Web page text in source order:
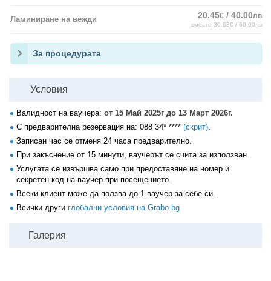
Ламиниране на вежди 20.45€ / 40.00лв
вместо 30.68€ / 60.00лв
За процедурата
Условия
Валидност на ваучера: от 15 Май 2025г до 13 Март 2026г.
С предварителна резервация на: 088 34* **** (скрит).
Записан час се отменя 24 часа предварително.
При закъснение от 15 минути, ваучерът се счита за използван.
Услугата се извършва само при предоставяне на номер и
секретен код на ваучер при посещението.
Всеки клиент може да ползва до 1 ваучер за себе си.
Всички други глобални условия на Grabo.bg
Галерия